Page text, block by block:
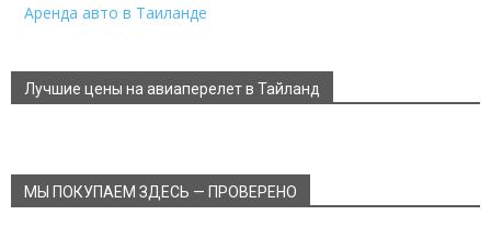
Аренда авто в Таиланде
Лучшие цены на авиаперелет в Тайланд
МЫ ПОКУПАЕМ ЗДЕСЬ — ПРОВЕРЕНО